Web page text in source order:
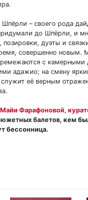
Шпёрли – своего рода
до Шпёрли, и
дуэты и
совершенно новым.
с камерными
адажио; на смену
служит её верным
Фарафоновой,
балетов, кем
бессонница.